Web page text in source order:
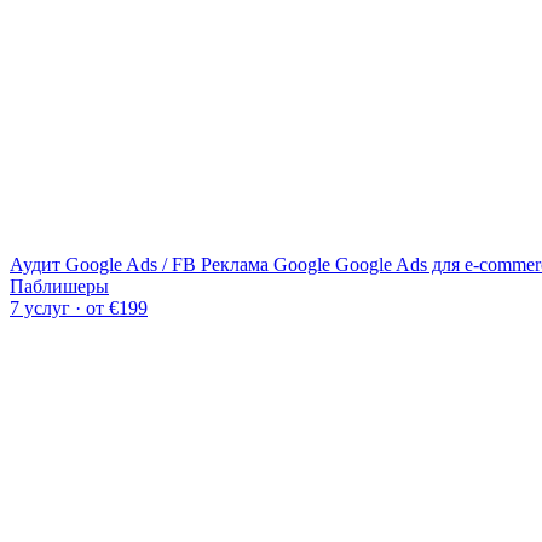
Аудит Google Ads / FB Реклама Google Google Ads для e-
Паблишеры
7 услуг · от €199